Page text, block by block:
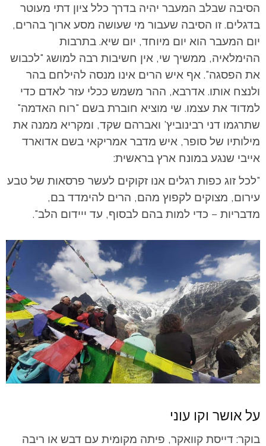
הסיבה שבלב המעבר יהיה בדרך כלל ציון דתי מעוטר
בדגלים. זו הסיבה שעבור מי שעושה מסע ארוך בהרים,
יום המעבר הוא יום מיוחד, יום שיא. בתרבות
ההימלאיה, ממשיך שי, אין חשיבות רבה למושג "לכבוש
את הפסגה". אף איש הרים אינו מנסה להילחם בהר
ולנצח אותו. אדרבא, ההר משמש ככלי עזר לאדם כדי
למדוד את עצמו. שי מוציא חוברת בשם "רוח האדמה"
שתרגמו דני רבינוביץ' ואברהם שקד, ומקריא ממנה את
מילותיו של סופר, איש מדבר אמריקאי בשם אדוארד
אייבי שנגע במונח ארץ בראשית:
"לכל זוג כפות רגלים אנו זקוקים לעשר פרסאות של טבע
עירום, מצוקים לקפוץ מהם, הרים להימדד בם,
מדבריות – כדי למות בהם לבסוף, עד ייידום הלב".
על אושר וקו עוני
בוקר: דייסת קוואקר, פיתה מקומית עם דבש או ריבה